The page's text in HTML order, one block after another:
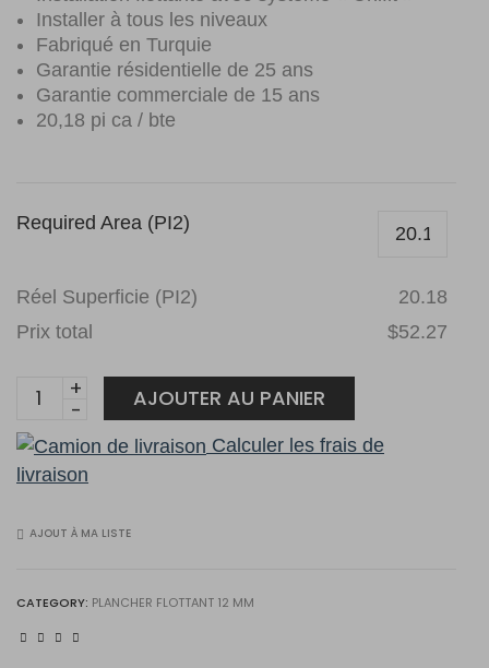
Installer à tous les niveaux
Fabriqué en Turquie
Garantie résidentielle de 25 ans
Garantie commerciale de 15 ans
20,18 pi ca / bte
Required Area (PI2)
Réel Superficie (PI2)
20.18
Prix total
$52.27
Goodfellow
laminé
Floorpan
Elite
Devine
quantity
AJOUTER AU PANIER
Calculer les frais de
livraison
AJOUT À MA LISTE
CATEGORY: PLANCHER FLOTTANT 12 MM